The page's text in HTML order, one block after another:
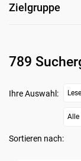
Zielgruppe
789
Ihre Auswahl:
Alle
Sortieren nach: